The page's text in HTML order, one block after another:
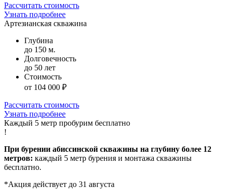
Рассчитать стоимость
Узнать подробнее
Артезианская скважина
Глубина
до 150 м.
Долговечность
до 50 лет
Стоимость
от 104 000 ₽
Рассчитать стоимость
Узнать подробнее
Каждый 5 метр пробурим бесплатно
!
При бурении абиссинской скважины на глубину более 12
метров: каждый 5 метр бурения и монтажа скважины
бесплатно.
*Акция действует до 31 августа